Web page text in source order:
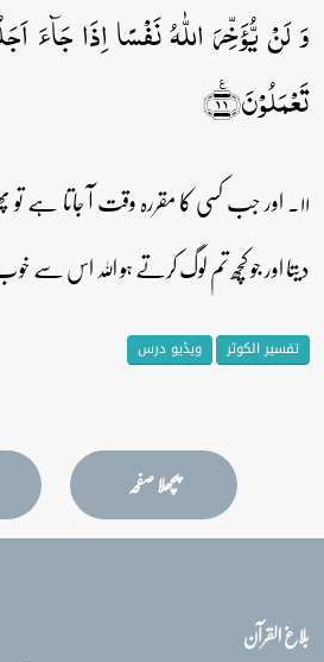
وَ لَنۡ یُّؤَخِّرَ اللّٰہُ نَفۡسًا اِذَا جَآءَ
تَعۡمَلُوۡنَ﴿٪۱۱﴾
۱۱۔ اور جب کسی کا مقررہ وقت آ جاتا ہے
دیتا اور جو کچھ تم لوگ کرتے ہو اللہ اس سے
تفسیر الکوثر ویڈیو درس
پچھلا صفحہ
بلاغ القرآن